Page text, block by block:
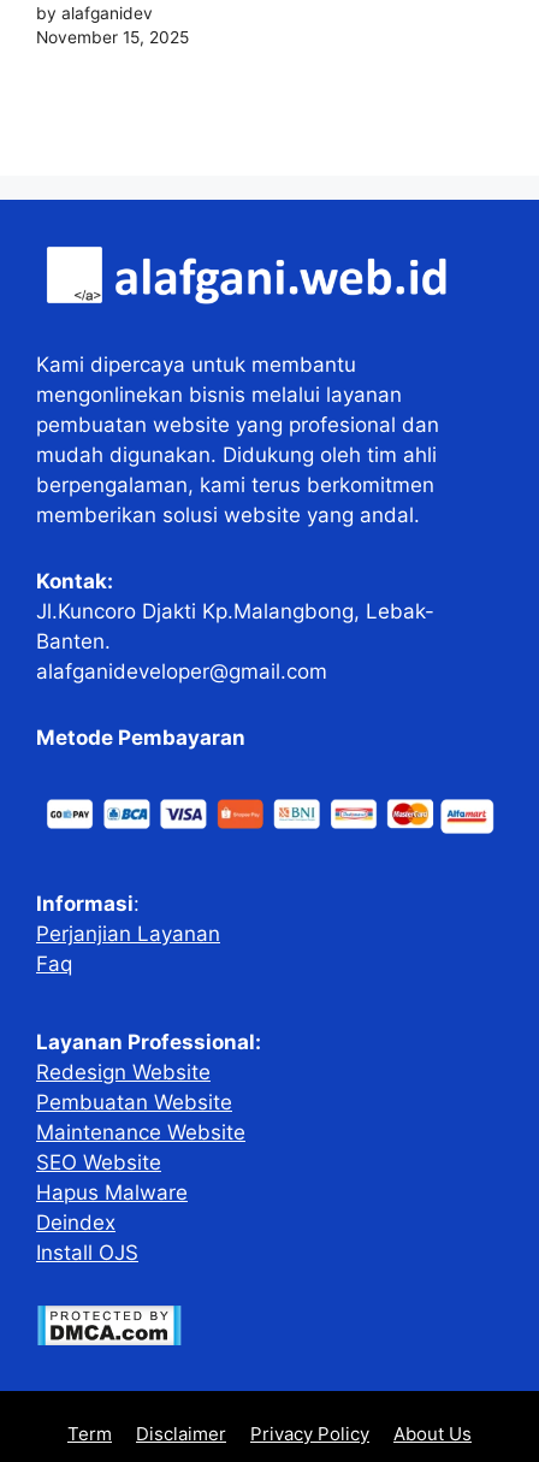
by alafganidev
November 15, 2025
Kami dipercaya untuk membantu
mengonlinekan bisnis melalui layanan
pembuatan website yang profesional dan
mudah digunakan. Didukung oleh tim ahli
berpengalaman, kami terus berkomitmen
memberikan solusi website yang andal.
Kontak:
Jl.Kuncoro Djakti Kp.Malangbong, Lebak-
Banten.
alafganideveloper@gmail.com
Metode Pembayaran
Informasi:
Perjanjian Layanan
Faq
Layanan Professional:
Redesign Website
Pembuatan Website
Maintenance Website
SEO Website
Hapus Malware
Deindex
Install OJS
Term Disclaimer Privacy Policy
About Us